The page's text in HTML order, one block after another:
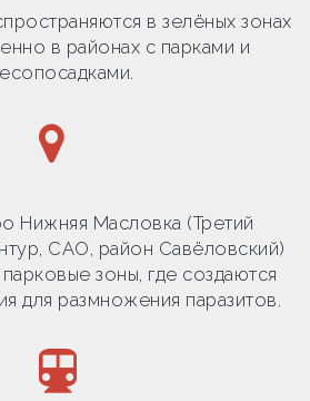
в зелёных зонах
в районах с парками и
Нижняя Масловка (Третий
САО, район Савёловский)
зоны, где создаются
для размножения паразитов.